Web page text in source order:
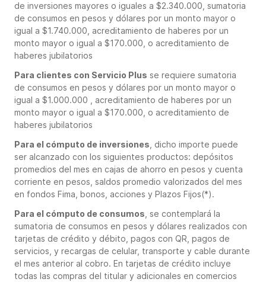
de inversiones mayores o iguales a $2.340.000, sumatoria
de consumos en pesos y dólares por un monto mayor o
igual a $1.740.000, acreditamiento de haberes por un
monto mayor o igual a $170.000, o acreditamiento de
haberes jubilatorios
Para clientes con Servicio Plus se requiere sumatoria
de consumos en pesos y dólares por un monto mayor o
igual a $1.000.000 , acreditamiento de haberes por un
monto mayor o igual a $170.000, o acreditamiento de
haberes jubilatorios
Para el cómputo de inversiones , dicho importe puede
ser alcanzado con los siguientes productos: depósitos
promedios del mes en cajas de ahorro en pesos y cuenta
corriente en pesos, saldos promedio valorizados del mes
en fondos Fima, bonos, acciones y Plazos Fijos(*).
Para el cómputo de consumos , se contemplará la
sumatoria de consumos en pesos y dólares realizados con
tarjetas de crédito y débito, pagos con QR, pagos de
servicios, y recargas de celular, transporte y cable durante
el mes anterior al cobro. En tarjetas de crédito incluye
todas las compras del titular y adicionales en comercios